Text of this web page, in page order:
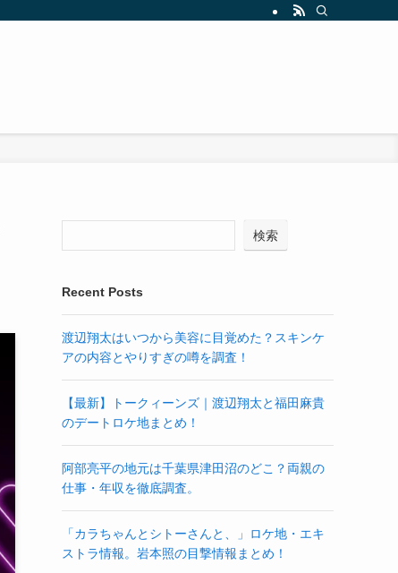
検索
Recent Posts
渡辺翔太はいつから美容に目覚めた？スキンケ
アの内容とやりすぎの噂を調査！
【最新】トークィーンズ｜渡辺翔太と福田麻貴
のデートロケ地まとめ！
阿部亮平の地元は千葉県津田沼のどこ？両親の
仕事・年収を徹底調査。
「カラちゃんとシトーさんと、」ロケ地・エキ
ストラ情報。岩本照の目撃情報まとめ！